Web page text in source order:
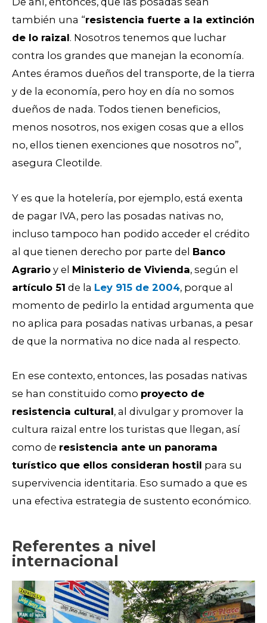
también una “resistencia fuerte a la extinción
de lo raizal. Nosotros tenemos que luchar
contra los grandes que manejan la economía.
Antes éramos dueños del transporte, de la tierra
y de la economía, pero hoy en día no somos
dueños de nada. Todos tienen beneficios,
menos nosotros, nos exigen cosas que a ellos
no, ellos tienen exenciones que nosotros no”,
asegura Cleotilde.
Y es que la hotelería, por ejemplo, está exenta
de pagar IVA, pero las posadas nativas no,
incluso tampoco han podido acceder el crédito
al que tienen derecho por parte del Banco
Agrario y el Ministerio de Vivienda, según el
artículo 51 de la Ley 915 de 2004, porque al
momento de pedirlo la entidad argumenta que
no aplica para posadas nativas urbanas, a pesar
de que la normativa no dice nada al respecto.
En ese contexto, entonces, las posadas nativas
se han constituido como proyecto de
resistencia cultural, al divulgar y promover la
cultura raizal entre los turistas que llegan, así
como de resistencia ante un panorama
turístico que ellos consideran hostil para su
supervivencia identitaria. Eso sumado a que es
una efectiva estrategia de sustento económico.
Referentes a nivel
internacional